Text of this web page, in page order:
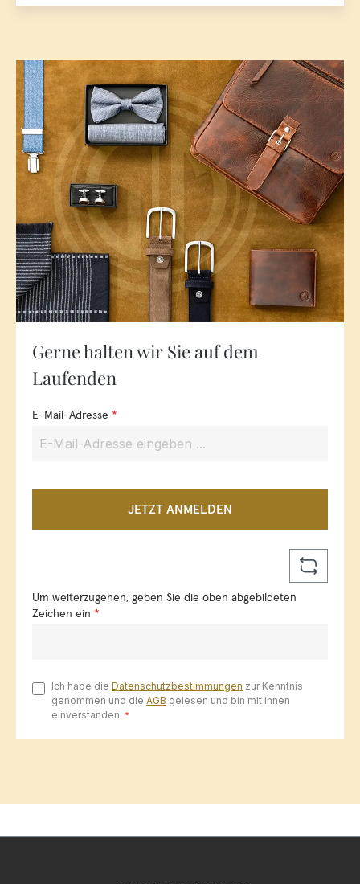
Gerne halten wir Sie auf dem
Laufenden
E-Mail-Adresse *
JETZT ANMELDEN
Um weiterzugehen, geben Sie die oben abgebildeten
Zeichen ein *
Ich habe die Datenschutzbestimmungen zur Kenntnis
genommen und die AGB gelesen und bin mit ihnen
einverstanden. *